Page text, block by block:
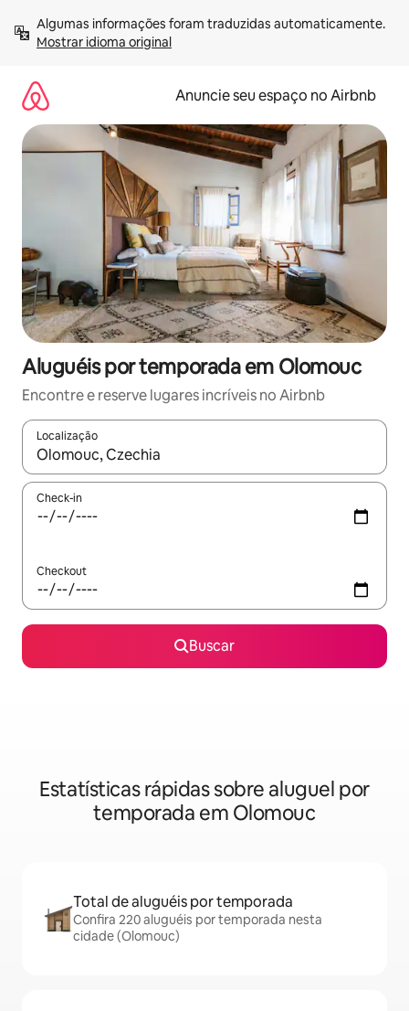
para
Mostrar idioma original
Anuncie seu espaço no Airbnb
Aluguéis por temporada em Olomouc
Encontre e reserve lugares incríveis no Airbnb
Localização
Quando os resultados estiverem disponíveis, explore-os
Check-in
Checkout
Buscar
Estatísticas rápidas sobre aluguel por
temporada em Olomouc
Total de aluguéis por temporada
Confira 220 aluguéis por temporada nesta
cidade (Olomouc)